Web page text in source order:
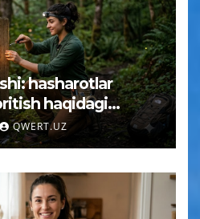
hasharotlar
haqidagi
yoʻq qilindi
QWERT.UZ